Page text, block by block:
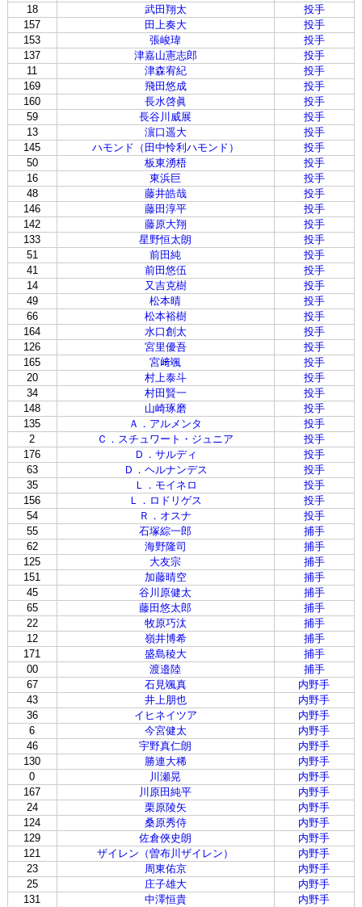
18 武田翔太
投手
157
田上奏大
投手
153
張峻瑋
投手
137
津嘉山憲志郎
投手
11
津森宥紀
投手
169
飛田悠成
投手
160
長水啓眞
投手
59
長谷川威展
投手
13
濵口遥大
投手
145
ハモンド（田中怜利ハモンド）
投手
50
板東湧梧
投手
16
東浜巨
投手
48
藤井皓哉
投手
146
藤田淳平
投手
142
藤原大翔
投手
133
星野恒太朗
投手
51
前田純
投手
41
前田悠伍
投手
14
又吉克樹
投手
49
松本晴
投手
66
松本裕樹
投手
164
水口創太
投手
126
宮里優吾
投手
165
宮﨑颯
投手
20
村上泰斗
投手
34
村田賢一
投手
148
山崎琢磨
投手
135
Ａ．アルメンタ
投手
2
Ｃ．スチュワート・ジュニア
投手
176
Ｄ．サルディ
投手
63
Ｄ．ヘルナンデス
投手
35
Ｌ．モイネロ
投手
156
Ｌ．ロドリゲス
投手
54
Ｒ．オスナ
投手
55
石塚綜一郎
捕手
62
海野隆司
捕手
125
大友宗
捕手
151
加藤晴空
捕手
45
谷川原健太
捕手
65
藤田悠太郎
捕手
22
牧原巧汰
捕手
12
嶺井博希
捕手
171
盛島稜大
捕手
00
渡邉陸
捕手
67
石見颯真
内野手
43
井上朋也
内野手
36
イヒネイツア
内野手
6
今宮健太
内野手
46
宇野真仁朗
内野手
130
勝連大稀
内野手
0
川瀬晃
内野手
167
川原田純平
内野手
24
栗原陵矢
内野手
124
桑原秀侍
内野手
129
佐倉俠史朗
内野手
121
ザイレン（曽布川ザイレン）
内野手
23
周東佑京
内野手
25
庄子雄大
内野手
131
中澤恒貴
内野手